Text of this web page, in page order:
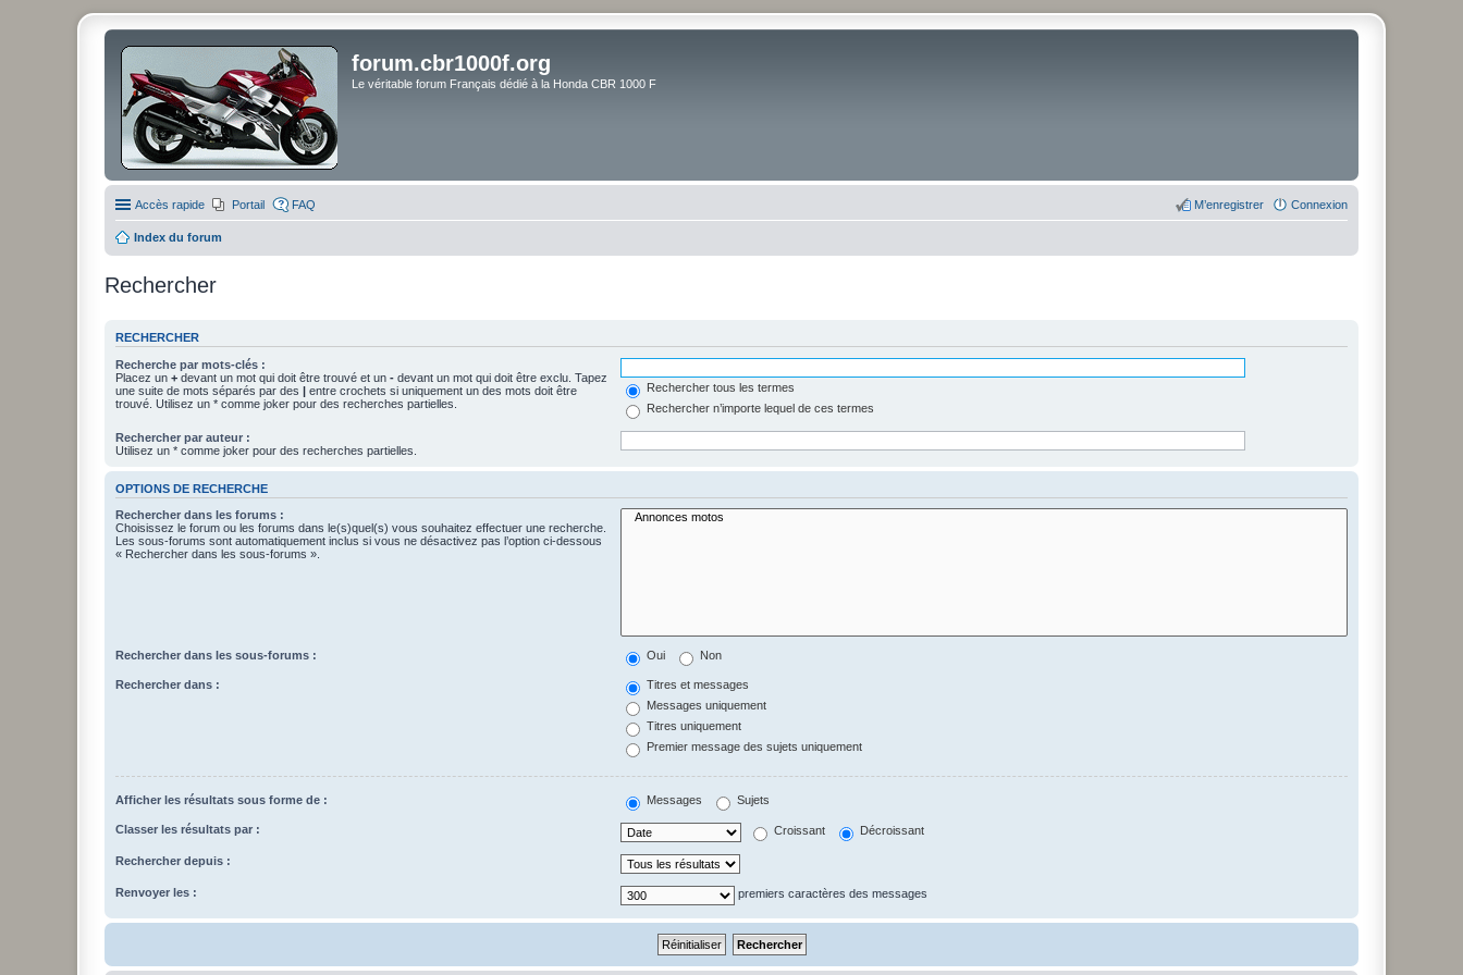
forum.cbr1000f.org
Le véritable forum Français dédié à la Honda CBR 1000 F
Accès rapide Portail FAQ Connexion
M’enregistrer
Index du forum
Rechercher
RECHERCHER
Recherche par mots-clés :
Placez un + devant un mot qui doit être trouvé et un - devant un mot qui doit être exclu. Tapez
une suite de mots séparés par des | entre crochets si uniquement un des mots doit être
trouvé. Utilisez un * comme joker pour des recherches partielles.
Rechercher tous les termes
Rechercher n’importe lequel de ces termes
Rechercher par auteur :
Utilisez un * comme joker pour des recherches partielles.
OPTIONS DE RECHERCHE
Rechercher dans les forums :
Choisissez le forum ou les forums dans le(s)quel(s) vous souhaitez effectuer une recherche.
Les sous-forums sont automatiquement inclus si vous ne désactivez pas l’option ci-dessous
« Rechercher dans les sous-forums ».
Rechercher dans les sous-forums : Oui Non
Rechercher dans :
Titres et messages
Messages uniquement
Titres uniquement
Premier message des sujets uniquement
Afficher les résultats sous forme de : Messages Sujets
Classer les résultats par : Croissant Décroissant
Rechercher depuis :
Renvoyer les : premiers caractères des messages